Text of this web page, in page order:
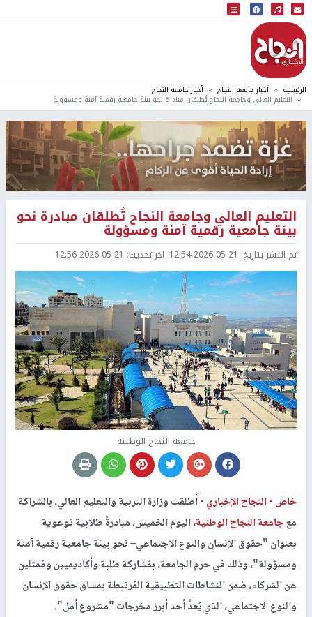
البث المباشر
إذاعة النجاح
الرئيسية أخبار جامعة النجاح أخبار جامعة النجاح
التعليم العالي وجامعة النجاح تُطلقان مبادرة نحو بيئة جامعية رقمية آمنة ومسؤولة
التعليم العالي وجامعة النجاح تُطلقان مبادرة نحو
بيئة جامعية رقمية آمنة ومسؤولة
تم النشر بتاريخ: 2026-05-21 12:54 اخر تحديث: 2026-05-21 12:56
جامعة النجاح الوطنية
خاص -النجاح الإخباري -أطلقت وزارة التربية والتعليم العالي، بالشراكة
معجامعة النجاح الوطنية، اليوم الخميس، مبادرةً طلابية توعوية
بعنوان "حقوق الإنسان والنوع الاجتماعي– نحو بيئة جامعية رقمية آمنة
ومسؤولة"، وذلك في حرم الجامعة، بمُشاركة طلبة وأكاديميين ومُمثلين
عن الشركاء، ضمن النشاطات التطبيقية المُرتبطة بمساق حقوق الإنسان
والنوع الاجتماعي، الذي يُعدُّ أحد أبرز مخرجات "مشروع أمل".